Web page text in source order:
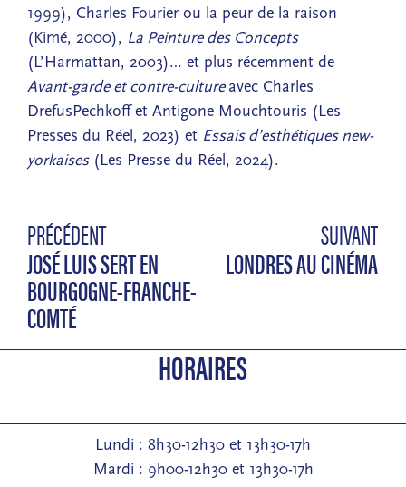
1999), Charles Fourier ou la peur de la raison
(Kimé, 2000), La Peinture des Concepts
(L’Harmattan, 2003)… et plus récemment de
Avant-garde et contre-cultureavec Charles
DrefusPechkoff et Antigone Mouchtouris (Les
Presses du Réel, 2023) et Essais d’esthétiques new-
yorkaises(Les Presse du Réel, 2024).
PRÉCÉDENT
JOSÉ LUIS SERT EN
BOURGOGNE-FRANCHE-
COMTÉ
SUIVANT
LONDRES AU CINÉMA
HORAIRES
Lundi : 8h30-12h30 et 13h30-17h
Mardi : 9h00-12h30 et 13h30-17h